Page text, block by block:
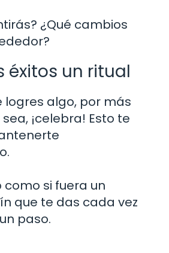
¿Qué cambios
éxitos un ritual
logres algo, por más
¡celebra! Esto te
como si fuera un
que te das cada vez
paso.